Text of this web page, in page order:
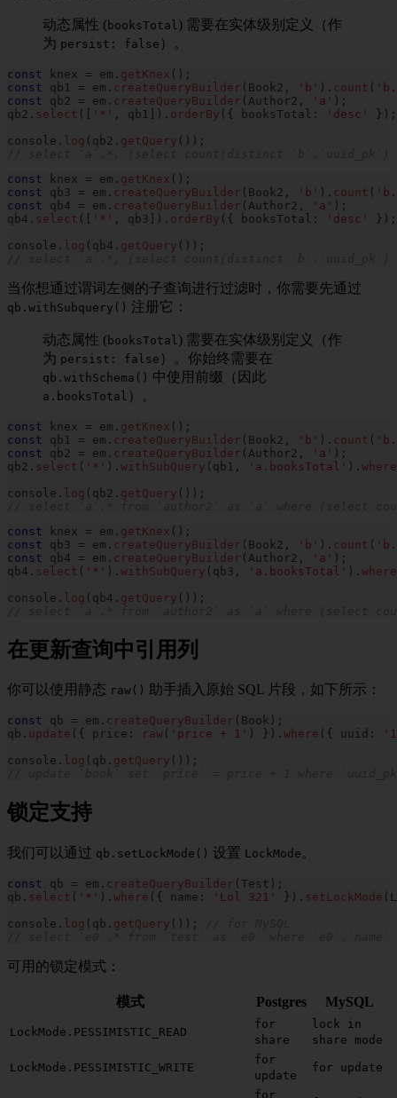
动态属性 (booksTotal ) 需要在实体级别定义（作
为 persist: false ）。
const knex = em . getKnex ( ) ;
const qb1 = em . createQueryBuilder ( Book2 , 'b' ) . count (
const qb2 = em . createQueryBuilder ( Author2 , 'a' ) ;
qb2 . select ( [ '*' , qb1 ] ) . orderBy ( { booksTotal : 'desc' } ) ;
console . log ( qb2 . getQuery ( ) ) ;
const knex = em . getKnex ( ) ;
const qb3 = em . createQueryBuilder ( Book2 , 'b' ) . count (
const qb4 = em . createQueryBuilder ( Author2 , 'a' ) ;
qb4 . select ( [ '*' , qb3 ] ) . orderBy ( { booksTotal : 'desc' } ) ;
console . log ( qb4 . getQuery ( ) ) ;
当你想通过谓词左侧的子查询进行过滤时，你需要先通过
qb.withSubquery() 注册它：
动态属性 (booksTotal ) 需要在实体级别定义（作
为 persist: false ）。你始终需要在
qb.withSchema() 中使用前缀（因此
a.booksTotal ）。
const knex = em . getKnex ( ) ;
const qb1 = em . createQueryBuilder ( Book2 , 'b' ) . count (
const qb2 = em . createQueryBuilder ( Author2 , 'a' ) ;
qb2 . select ( '*' ) . withSubQuery ( qb1 , 'a.booksTotal' ) . where
console . log ( qb2 . getQuery ( ) ) ;
// select `a`.* from `author2` as `a` where (select
const knex = em . getKnex ( ) ;
const qb3 = em . createQueryBuilder ( Book2 , 'b' ) . count (
const qb4 = em . createQueryBuilder ( Author2 , 'a' ) ;
qb4 . select ( '*' ) . withSubQuery ( qb3 , 'a.booksTotal' ) . where
console . log ( qb4 . getQuery ( ) ) ;
// select `a`.* from `author2` as `a` where (select
在更新查询中引用列
你可以使用静态 raw() 助手插入原始 SQL 片段，如下所示：
const qb = em . createQueryBuilder ( Book ) ;
qb . update ( { price : raw ( 'price + 1' ) } ) . where ( { uuid :
console . log ( qb . getQuery ( ) ) ;
// update `book` set `price` = price + 1 where
锁定支持
我们可以通过 qb.setLockMode() 设置 LockMode 。
const qb = em . createQueryBuilder ( Test ) ;
qb . select ( '*' ) . where ( { name : 'Lol 321' } ) . setLockMode (
console . log ( qb . getQuery ( ) ) ;
可用的锁定模式：
模式 Postgres MySQL
LockMode.PESSIMISTIC_READ
for
share
lock in
share mode
LockMode.PESSIMISTIC_WRITE
for
update
for update
for